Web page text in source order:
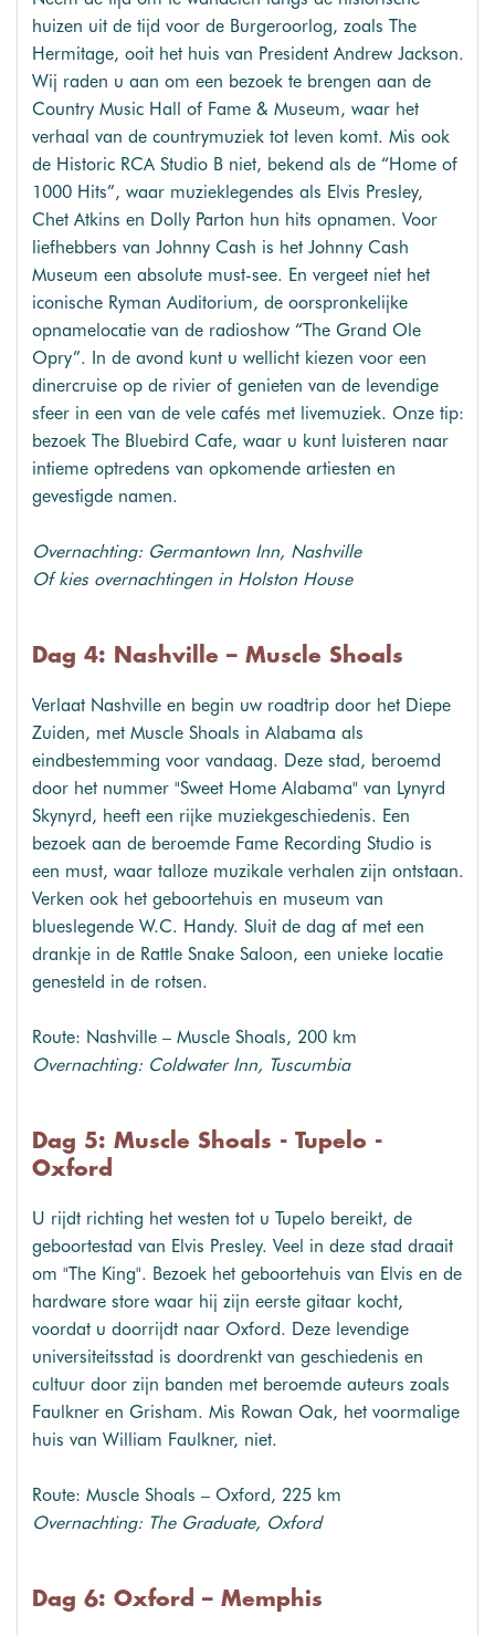
huizen uit de tijd voor de Burgeroorlog, zoals The
Hermitage, ooit het huis van President Andrew Jackson.
Wij raden u aan om een bezoek te brengen aan de
Country Music Hall of Fame & Museum, waar het
verhaal van de countrymuziek tot leven komt. Mis ook
de Historic RCA Studio B niet, bekend als de “Home of
1000 Hits”, waar muzieklegendes als Elvis Presley,
Chet Atkins en Dolly Parton hun hits opnamen. Voor
liefhebbers van Johnny Cash is het Johnny Cash
Museum een absolute must-see. En vergeet niet het
iconische Ryman Auditorium, de oorspronkelijke
opnamelocatie van de radioshow “The Grand Ole
Opry”. In de avond kunt u wellicht kiezen voor een
dinercruise op de rivier of genieten van de levendige
sfeer in een van de vele cafés met livemuziek. Onze tip:
bezoek The Bluebird Cafe, waar u kunt luisteren naar
intieme optredens van opkomende artiesten en
gevestigde namen.
Overnachting: Germantown Inn, Nashville
Of kies overnachtingen in Holston House
Dag 4: Nashville – Muscle Shoals
Verlaat Nashville en begin uw roadtrip door het Diepe
Zuiden, met Muscle Shoals in Alabama als
eindbestemming voor vandaag. Deze stad, beroemd
door het nummer "Sweet Home Alabama" van Lynyrd
Skynyrd, heeft een rijke muziekgeschiedenis. Een
bezoek aan de beroemde Fame Recording Studio is
een must, waar talloze muzikale verhalen zijn ontstaan.
Verken ook het geboortehuis en museum van
blueslegende W.C. Handy. Sluit de dag af met een
drankje in de Rattle Snake Saloon, een unieke locatie
genesteld in de rotsen.
Route: Nashville – Muscle Shoals, 200 km
Overnachting: Coldwater Inn, Tuscumbia
Dag 5: Muscle Shoals - Tupelo -
Oxford
U rijdt richting het westen tot u Tupelo bereikt, de
geboortestad van Elvis Presley. Veel in deze stad draait
om "The King". Bezoek het geboortehuis van Elvis en de
hardware store waar hij zijn eerste gitaar kocht,
voordat u doorrijdt naar Oxford. Deze levendige
universiteitsstad is doordrenkt van geschiedenis en
cultuur door zijn banden met beroemde auteurs zoals
Faulkner en Grisham. Mis Rowan Oak, het voormalige
huis van William Faulkner, niet.
Route: Muscle Shoals – Oxford, 225 km
Overnachting: The Graduate, Oxford
Dag 6: Oxford – Memphis